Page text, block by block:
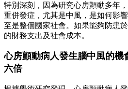
特別深刻，因為研究心房顫動多年
重併發症，尤其是中風，是如何影
至是整個國家社會。如果能夠防患
的財務支出及社會成本。
心房顫動病人發生腦中風的機
六倍